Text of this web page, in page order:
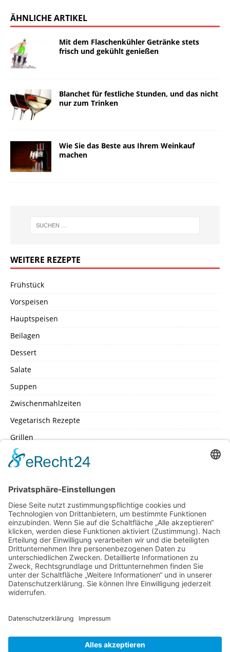
ÄHNLICHE ARTIKEL
Mit dem Flaschenkühler Getränke stets
frisch und gekühlt genießen
Blanchet für festliche Stunden, und das nicht
nur zum Trinken
Wie Sie das Beste aus Ihrem Weinkauf
machen
WEITERE REZEPTE
Frühstück
Vorspeisen
Hauptspeisen
Beilagen
Dessert
Salate
Suppen
Zwischenmahlzeiten
Vegetarisch Rezepte
Grillen
SEITEN
Datenschutz
Impressum
Inhaltsverzeichniss
Kochschule – Kochwerkstatt
Küchenlexikon
Machen Sie mit – mit Ihrem Lieblingsrezept
Schicken Sie uns Ihr Lieblingsrezept